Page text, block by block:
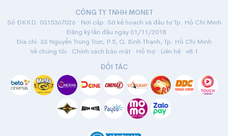
CÔNG TY TNHH MONET
Số ĐKKD: 0315367026 · Nơi cấp: Sở kế hoạch và đầu tư Tp. Hồ Chí Minh
· Đăng ký lần đầu ngày 01/11/2018
Địa chỉ: 33 Nguyễn Trung Trực, P.5, Q. Bình Thạnh, Tp. Hồ Chí Minh
Về chúng tôi · Chính sách bảo mật · Hỗ trợ · Liên hệ · v8.1
ĐỐI TÁC